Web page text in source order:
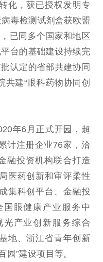
化，获已授权发明专
毒检测试剂盒获欧盟
已同多个国家和地区
台的基础建设持续完
认定的省部共建协同
共建“眼科药物协同创
年6月正式开园，超
计注册企业76家，洽
融投资机构联合打造
医药创新和审评柔性
集科创平台、金融投
眼健康产业服务中
产业创新服务综合
地、浙江省青年创新
园”建设项目等。